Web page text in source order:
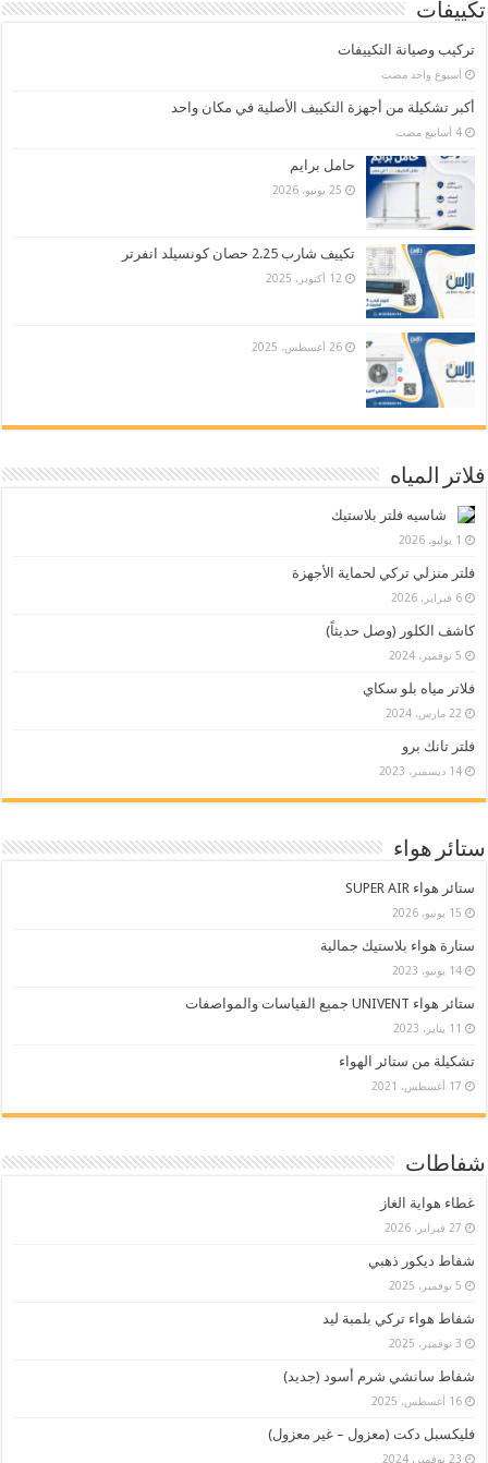
تكييفات
تركيب وصيانة التكييفات
‏أسبوع واحد مضت
أكبر تشكيلة من أجهزة التكييف الأصلية في مكان واحد
‏4 أسابيع مضت
حامل برايم
25 يونيو، 2026
تكييف شارب 2.25 حصان كونسيلد انفرتر
12 أكتوبر، 2025
26 أغسطس، 2025
فلاتر المياه
شاسيه فلتر بلاستيك
1 يوليو، 2026
فلتر منزلي تركي لحماية الأجهزة
6 فبراير، 2026
كاشف الكلور (وصل حديثاً)
5 نوفمبر، 2024
فلاتر مياه بلو سكاي
22 مارس، 2024
فلتر تانك برو
14 ديسمبر، 2023
ستائر هواء
ستائر هواء SUPER AIR
15 يونيو، 2026
ستارة هواء بلاستيك جمالية
14 يونيو، 2023
ستائر هواء UNIVENT جميع القياسات والمواصفات
11 يناير، 2023
تشكيلة من ستائر الهواء
17 أغسطس، 2021
شفاطات
غطاء هواية الغاز
27 فبراير، 2026
شفاط ديكور ذهبي
5 نوفمبر، 2025
شفاط هواء تركي بلمبة ليد
3 نوفمبر، 2025
شفاط سانشي شرم أسود (جديد)
16 أغسطس، 2025
فليكسبل دكت (معزول – غير معزول)
23 نوفمبر، 2024